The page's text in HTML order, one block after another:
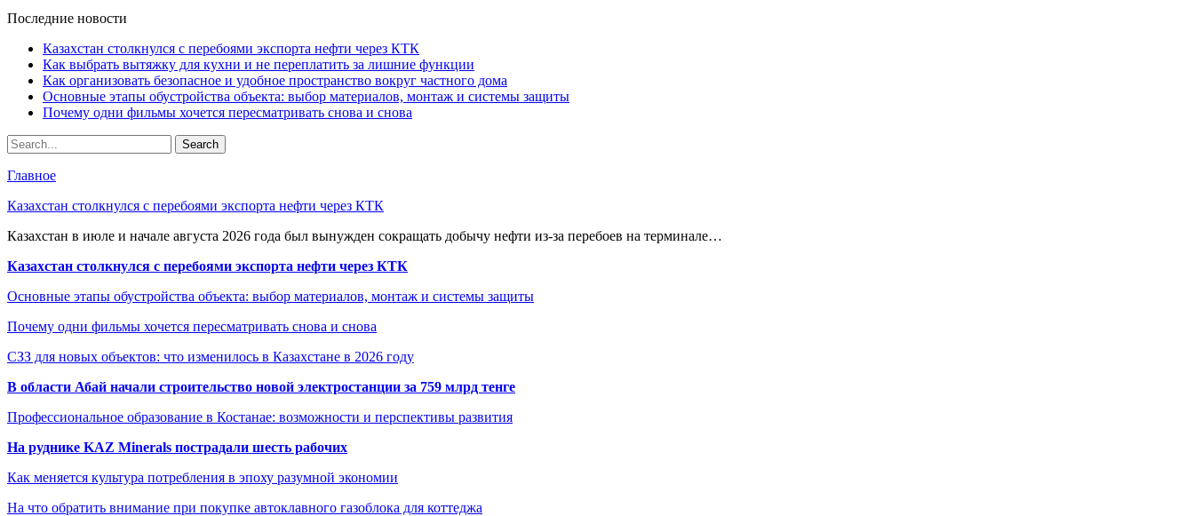
Последние новости
Казахстан столкнулся с перебоями экспорта нефти через КТК
Как выбрать вытяжку для кухни и не переплатить за лишние функции
Как организовать безопасное и удобное пространство вокруг частного дома
Основные этапы обустройства объекта: выбор материалов, монтаж и системы защиты
Почему одни фильмы хочется пересматривать снова и снова
Главное
Казахстан столкнулся с перебоями экспорта нефти через КТК
Казахстан в июле и начале августа 2026 года был вынужден сокращать добычу нефти из-за перебоев на терминале…
Казахстан столкнулся с перебоями экспорта нефти через КТК
Основные этапы обустройства объекта: выбор материалов, монтаж и системы защиты
Почему одни фильмы хочется пересматривать снова и снова
СЗЗ для новых объектов: что изменилось в Казахстане в 2026 году
В области Абай начали строительство новой электростанции за 759 млрд тенге
Профессиональное образование в Костанае: возможности и перспективы развития
На руднике KAZ Minerals пострадали шесть рабочих
Как меняется культура потребления в эпоху разумной экономии
На что обратить внимание при покупке автоклавного газоблока для коттеджа